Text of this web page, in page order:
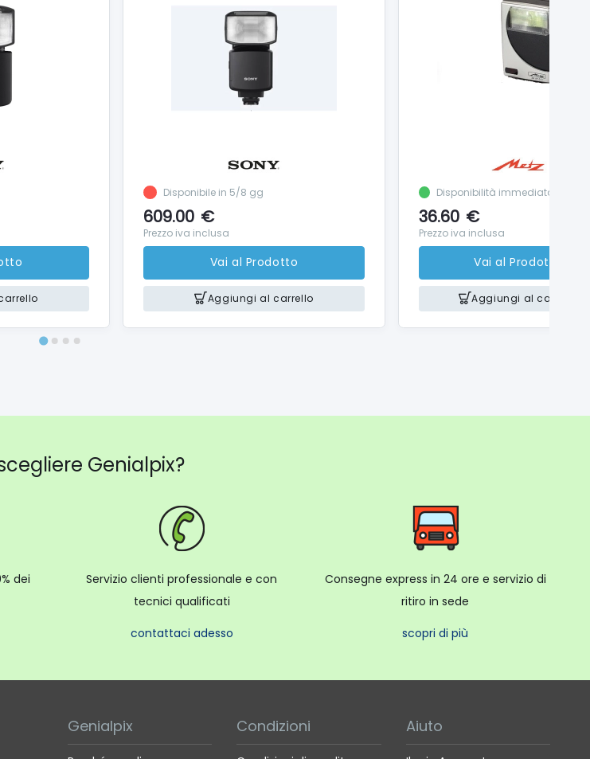
Disponibile in 5/8 gg
609.00 €
Prezzo iva inclusa
Vai al Prodotto
Aggiungi al carrello
Disponibilità immediata
36.60 €
Prezzo iva inclusa
Vai al Prodotto
Aggiungi al carrello
Genialpix?
dei
Servizio clienti professionale e con
tecnici qualificati
contattaci adesso
Consegne express in 24 ore e servizio di
ritiro in sede
scopri di più
Genialpix Condizioni Aiuto